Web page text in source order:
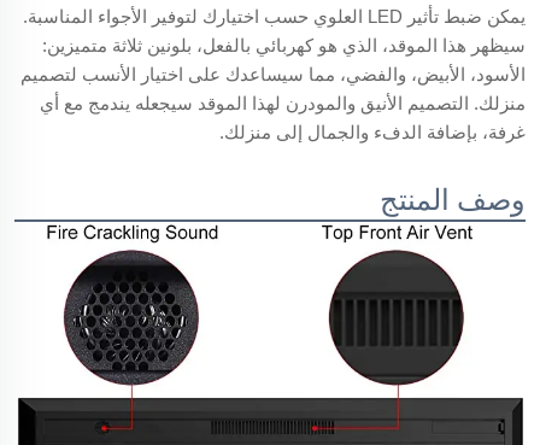
يمكن ضبط تأثير LED العلوي حسب اختيارك لتوفير الأجواء المناسبة.
سيظهر هذا الموقد، الذي هو كهربائي بالفعل، بلونين ثلاثة متميزين:
الأسود، الأبيض، والفضي، مما سيساعدك على اختيار الأنسب لتصميم
منزلك. التصميم الأنيق والمودرن لهذا الموقد سيجعله يندمج مع أي
غرفة، بإضافة الدفء والجمال إلى منزلك.
وصف المنتج